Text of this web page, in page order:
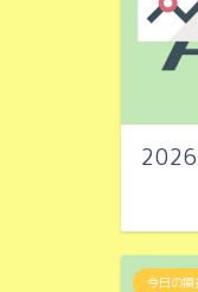
今日の損